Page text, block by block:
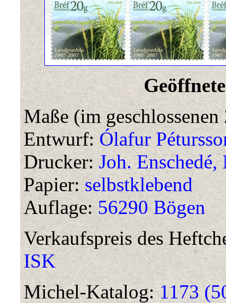
Maße (im
Entwurf: Ólafur
Drucker: Joh. Enschedé,
Papier: selbstklebend
Auflage: 56290 Bögen
Verkaufspreis des
ISK
Michel-Katalog:1173